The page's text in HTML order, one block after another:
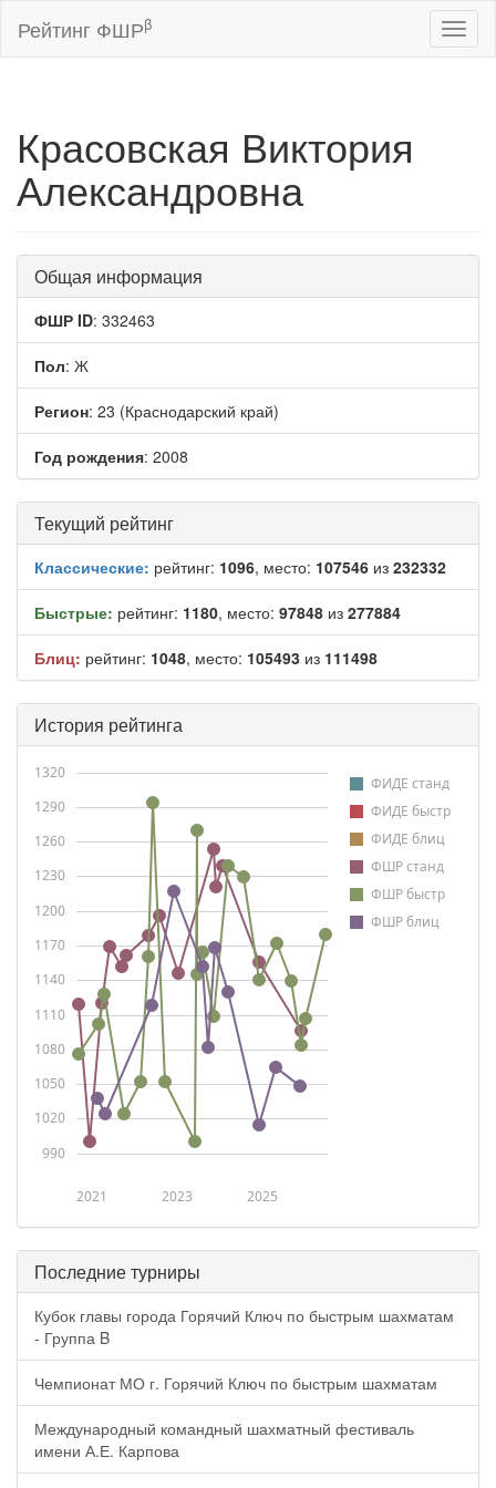
Рейтинг ФШРβ
Красовская Виктория
Александровна
Общая информация
ФШР ID: 332463
Пол: Ж
Регион: 23 (Краснодарский край)
Год рождения: 2008
Текущий рейтинг
Классические: рейтинг: 1096, место: 107546 из 232332
Быстрые: рейтинг: 1180, место: 97848 из 277884
Блиц: рейтинг: 1048, место: 105493 из 111498
История рейтинга
ФИДЕ станд
ФИДЕ быстр
ФИДЕ блиц
ФШР станд
ФШР быстр
ФШР блиц
2021 2023 2025
990
1020
1050
1080
1110
1140
1170
1200
1230
1260
1290
1320
Последние турниры
Кубок главы города Горячий Ключ по быстрым шахматам
- Группа B
Чемпионат МО г. Горячий Ключ по быстрым шахматам
Международный командный шахматный фестиваль
имени А.Е. Карпова